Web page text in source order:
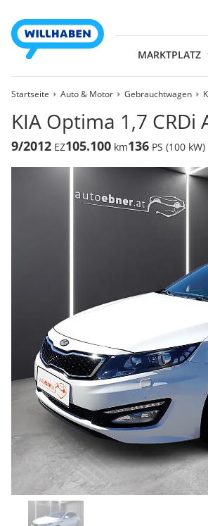
MARKTPLATZ
Startseite Auto & Motor Gebrauchtwagen
KIA Optima 1,7
9/2012 EZ105.100 km136 PS (100 kW)